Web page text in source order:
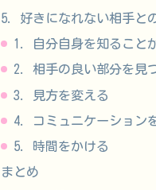
5. 好きになれない相手と
1. 自分自身を知ること
2. 相手の良い部分を見
3. 見方を変える
4. コミュニケーション
5. 時間をかける
まとめ